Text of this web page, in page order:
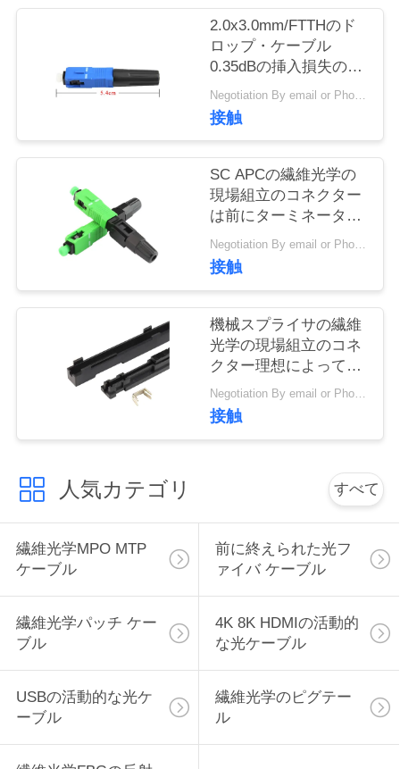
行
管
達
に
さ
い
引
用
を
要
求
2.0x3.0mm/FTTHのド
ロップ・ケーブル
0.35dBの挿入損失のた
めのSc Apc繊維のコネ
クター
Negotiation By email or Phone Call MOQ:MOQの発言は10pcsです
接触
SC APCの繊維光学の
現場組立のコネクター
は前にターミネーター
の陶磁器のフェルール
を取付けました
Negotiation By email or Phone Call MOQ:MOQの発言は10pcsです
接触
機械スプライサの繊維
光学の現場組立のコネ
クター理想によって使
用されるFTTX
Negotiation By email or Phone Call MOQ:MOQの発言は10pcsです
接触
人気カテゴリ すべて
繊維光学MPO MTP
ケーブル
前に終えられた光フ
ァイバ ケーブル
繊維光学パッチ ケー
ブル
4K 8K HDMIの活動的
な光ケーブル
USBの活動的な光ケ
ーブル
繊維光学のピグテー
ル